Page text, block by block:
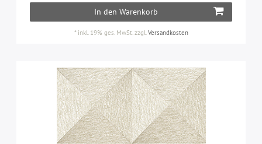
In den Warenkorb
* inkl. 19% ges. MwSt. zzgl. Versandkosten